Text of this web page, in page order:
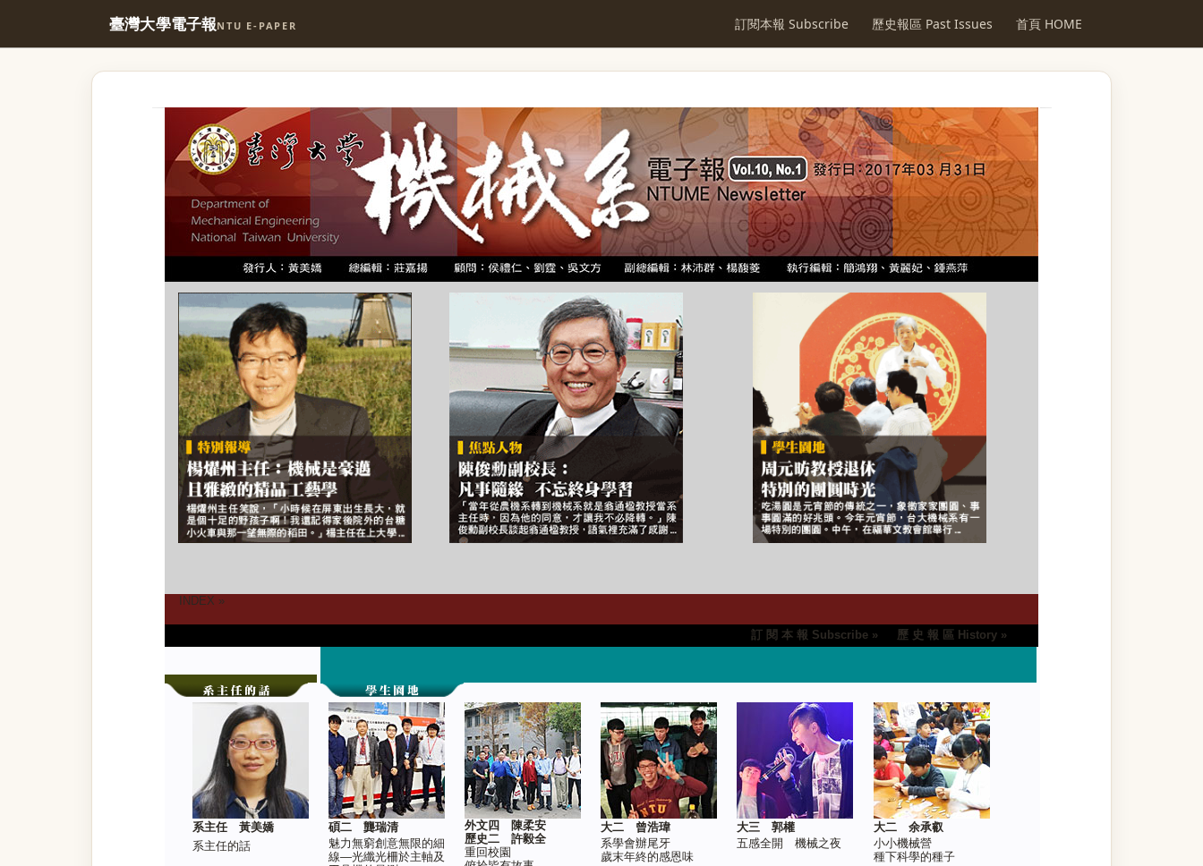
臺灣大學電子報NTU E-PAPER 訂閱本報 Subscribe 歷史報區 Past Issues 首頁 HOME
INDEX »
訂 閱 本 報 Subscribe » 歷 史 報 區 History »
系主任 黃美嬌
系主任的話
碩二 龔瑞清
魅力無窮創意無限的細
線—光纖光柵於主軸及
外文四 陳柔安
歷史二 許毅全
重回校園
大二 曾浩瑋
系學會辦尾牙
歲末年終的感恩味
大三 郭權
五感全開 機械之夜
大二 余承叡
小小機械營
種下科學的種子